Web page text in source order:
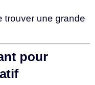
trouver une grande
pour